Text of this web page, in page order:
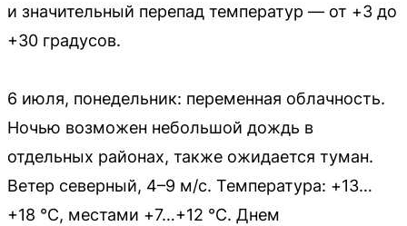
и значительный перепад температур — от +3 до
+30 градусов.
6 июля, понедельник: переменная облачность.
Ночью возможен небольшой дождь в
отдельных районах, также ожидается туман.
Ветер северный, 4–9 м/с. Температура: +13…
+18 °C, местами +7…+12 °C. Днем